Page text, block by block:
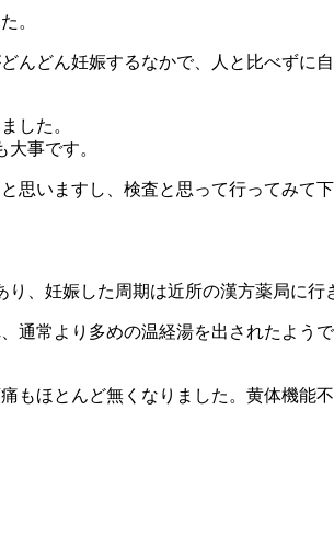
。
んどん妊娠するなかで、人と比べずに
した。
事です。
いますし、検査と思って行ってみて
、妊娠した周期は近所の漢方薬局に行
通常より多めの温経湯を出されたよう
もほとんど無くなりました。黄体機能